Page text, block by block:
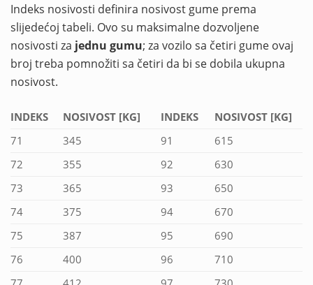
Indeks nosivosti definira nosivost gume prema
slijedećoj tabeli. Ovo su maksimalne dozvoljene
nosivosti za jednu gumu; za vozilo sa četiri gume ovaj
broj treba pomnožiti sa četiri da bi se dobila ukupna
nosivost.
INDEKS NOSIVOST [KG] INDEKS
NOSIVOST [KG]
71
345 91
615
72
355 92
630
73
365 93
650
74
375 94
670
75
387 95
690
76
400 96
710